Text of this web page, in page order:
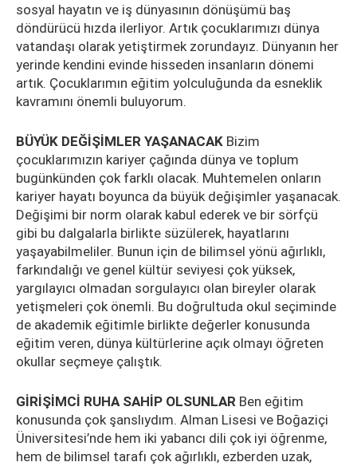
sosyal hayatın ve iş dünyasının dönüşümü baş
döndürücü hızda ilerliyor. Artık çocuklarımızı dünya
vatandaşı olarak yetiştirmek zorundayız. Dünyanın her
yerinde kendini evinde hisseden insanların dönemi
artık. Çocuklarımın eğitim yolculuğunda da esneklik
kavramını önemli buluyorum.
BÜYÜK DEĞİŞİMLER YAŞANACAK Bizim
çocuklarımızın kariyer çağında dünya ve toplum
bugünkünden çok farklı olacak. Muhtemelen onların
kariyer hayatı boyunca da büyük değişimler yaşanacak.
Değişimi bir norm olarak kabul ederek ve bir sörfçü
gibi bu dalgalarla birlikte süzülerek, hayatlarını
yaşayabilmeliler. Bunun için de bilimsel yönü ağırlıklı,
farkındalığı ve genel kültür seviyesi çok yüksek,
yargılayıcı olmadan sorgulayıcı olan bireyler olarak
yetişmeleri çok önemli. Bu doğrultuda okul seçiminde
de akademik eğitimle birlikte değerler konusunda
eğitim veren, dünya kültürlerine açık olmayı öğreten
okullar seçmeye çalıştık.
GİRİŞİMCİ RUHA SAHİP OLSUNLAR Ben eğitim
konusunda çok şanslıydım. Alman Lisesi ve Boğaziçi
Üniversitesi’nde hem iki yabancı dili çok iyi öğrenme,
hem de bilimsel tarafı çok ağırlıklı, ezberden uzak,